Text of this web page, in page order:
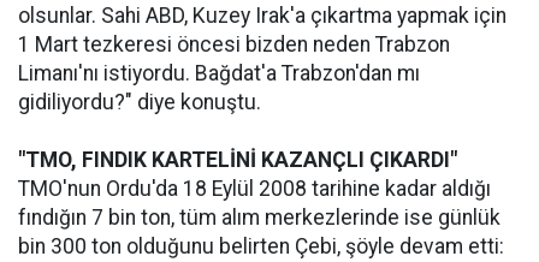
olsunlar. Sahi ABD, Kuzey Irak'a çıkartma yapmak için
1 Mart tezkeresi öncesi bizden neden Trabzon
Limanı'nı istiyordu. Bağdat'a Trabzon'dan mı
gidiliyordu?" diye konuştu.
"TMO, FINDIK KARTELİNİ KAZANÇLI ÇIKARDI"
TMO'nun Ordu'da 18 Eylül 2008 tarihine kadar aldığı
fındığın 7 bin ton, tüm alım merkezlerinde ise günlük
bin 300 ton olduğunu belirten Çebi, şöyle devam etti: